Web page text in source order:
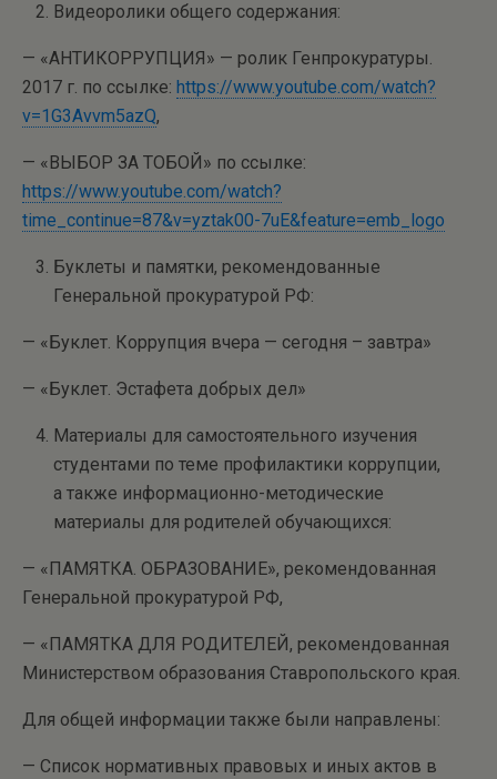
Видеоролики общего содержания:
— «АНТИКОРРУПЦИЯ» — ролик Генпрокуратуры.
2017 г. по ссылке: https://www.youtube.com/watch?
v=1G3Avvm5azQ,
— «ВЫБОР ЗА ТОБОЙ» по ссылке:
https://www.youtube.com/watch?
time_continue=87&v=yztak00-7uE&feature=emb_logo
Буклеты и памятки, рекомендованные
Генеральной прокуратурой РФ:
— «Буклет. Коррупция вчера — сегодня – завтра»
— «Буклет. Эстафета добрых дел»
Материалы для самостоятельного изучения
студентами по теме профилактики коррупции,
а также информационно-методические
материалы для родителей обучающихся:
— «ПАМЯТКА. ОБРАЗОВАНИЕ», рекомендованная
Генеральной прокуратурой РФ,
— «ПАМЯТКА ДЛЯ РОДИТЕЛЕЙ, рекомендованная
Министерством образования Ставропольского края.
Для общей информации также были направлены:
— Список нормативных правовых и иных актов в